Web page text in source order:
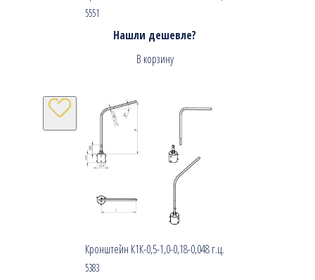
5551
Нашли дешевле?
В корзину
Кронштейн К1К-0,5-1,0-0,18-0,048 г.ц.
5383